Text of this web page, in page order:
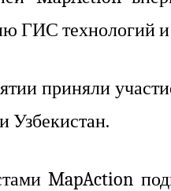
ГИС технологий и
приняли
Узбекистан.
MapAction